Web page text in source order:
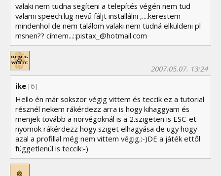
valaki nem tudna segíteni a telepítés végén nem tud
valami speech.lug nevű fáljt installálni ,....kerestem
mindenhol de nem találom valaki nem tudná elküldeni pl
msnen?? címem...::pistax_@hotmail.com
ike
2007.05.07. 13:24
[6]
Hello én már sokszor végig vittem és teccik ez a tutorial
résznél nekem rákérdezz arra is hogy kihaggyam és
menjek tovább a norvégoknál is a 2.szigeten is ESC-et
nyomok rákérdezz hogy sziget elhagyása de ugy hogy
azal a profillal még nem vittem végig.;-)DE a játék ettől
függetlenül is teccik:-)